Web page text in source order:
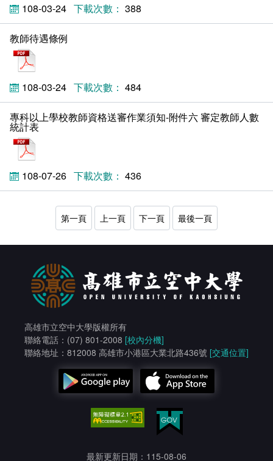
108-03-24 388
教師待遇條例
108-03-24 484
專科以上學校教師資格送審作業須知-附件六 審定教師人數
統計表
108-07-26 436
第一頁 上一頁 下一頁 最後一頁
高雄市立空中大學版權所有
聯絡電話：(07) 801-2008 [校內分機]
聯絡地址：812008 高雄市小港區大業北路436號 [交通位置]
最新更新日期：115-08-06